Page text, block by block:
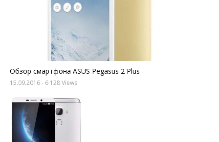
Обзор смартфона ASUS Pegasus 2 Plus
15.09.2016- 6 128 Views